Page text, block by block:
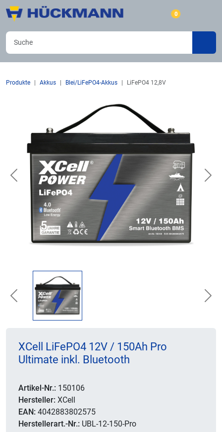
0
Produkte Akkus Blei/LiFePO4-Akkus LiFePO4 12,8V
Previous
Previous
XCell LiFePO4 12V / 150Ah Pro
Ultimate inkl. Bluetooth
Artikel-Nr.: 150106
Hersteller: XCell
EAN: 4042883802575
Herstellerart.-Nr.: UBL-12-150-Pro